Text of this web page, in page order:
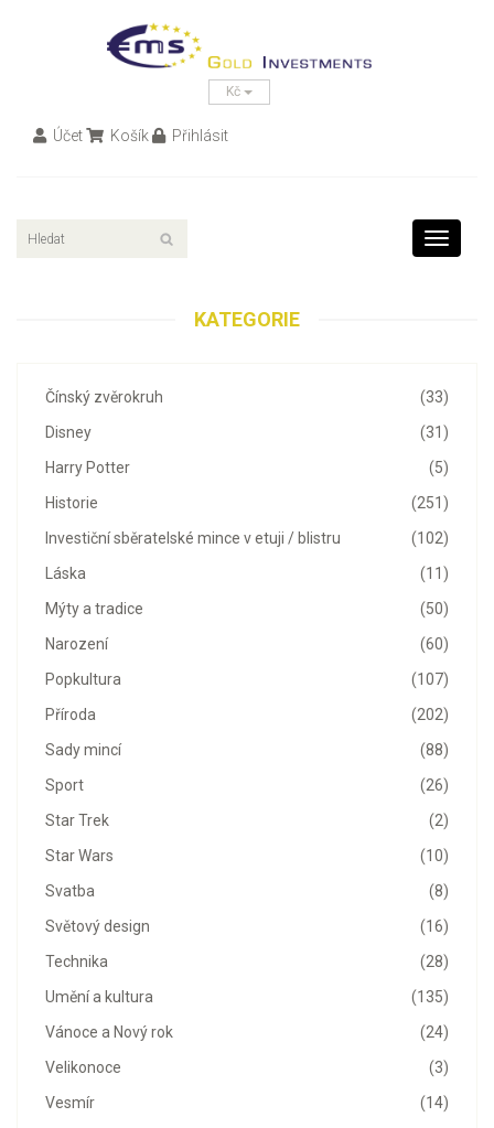
Kč
Účet Košík Přihlásit
Toggle
KATEGORIE
(33)
Čínský zvěrokruh
(31)
Disney
(5)
Harry Potter
(251)
Historie
(102)
Investiční sběratelské mince v etuji / blistru
(11)
Láska
(50)
Mýty a tradice
(60)
Narození
(107)
Popkultura
(202)
Příroda
(88)
Sady mincí
(26)
Sport
(2)
Star Trek
(10)
Star Wars
(8)
Svatba
(16)
Světový design
(28)
Technika
(135)
Umění a kultura
(24)
Vánoce a Nový rok
(3)
Velikonoce
(14)
Vesmír